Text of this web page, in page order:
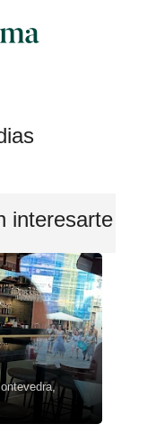
interesarte